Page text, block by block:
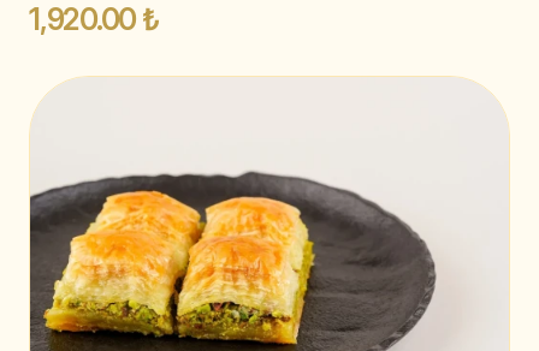
1,920.00 ₺